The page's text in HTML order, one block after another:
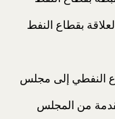
بقطاع النفط
النفطي إلى مجلس
من المجلس